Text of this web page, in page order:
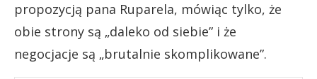
propozycją pana Ruparela, mówiąc tylko, że
obie strony są „daleko od siebie” i że
negocjacje są „brutalnie skomplikowane”.